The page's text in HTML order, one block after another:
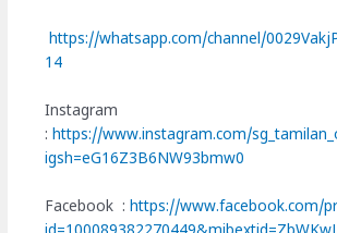
https://whatsapp.com/channel/
14
Instagram
:https://www.instagram.com/
igsh=eG16Z3B6NW93bmw0
Facebook :https://www.facebook.com/